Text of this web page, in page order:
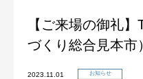
【ご来場の御礼
づくり総合見本市）
2023.11.01 お知らせ